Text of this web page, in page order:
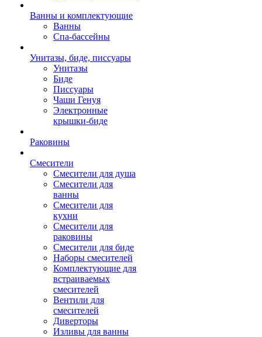
Ванны и комплектующие
Ванны
Спа-бассейны
Унитазы, биде, писсуары
Унитазы
Биде
Писсуары
Чаши Генуя
Электронные
крышки-биде
Раковины
Смесители
Смесители для душа
Смесители для
ванны
Смесители для
кухни
Смесители для
раковины
Смесители для биде
Наборы смесителей
Комплектующие для
встраиваемых
смесителей
Вентили для
смесителей
Диверторы
Изливы для ванны